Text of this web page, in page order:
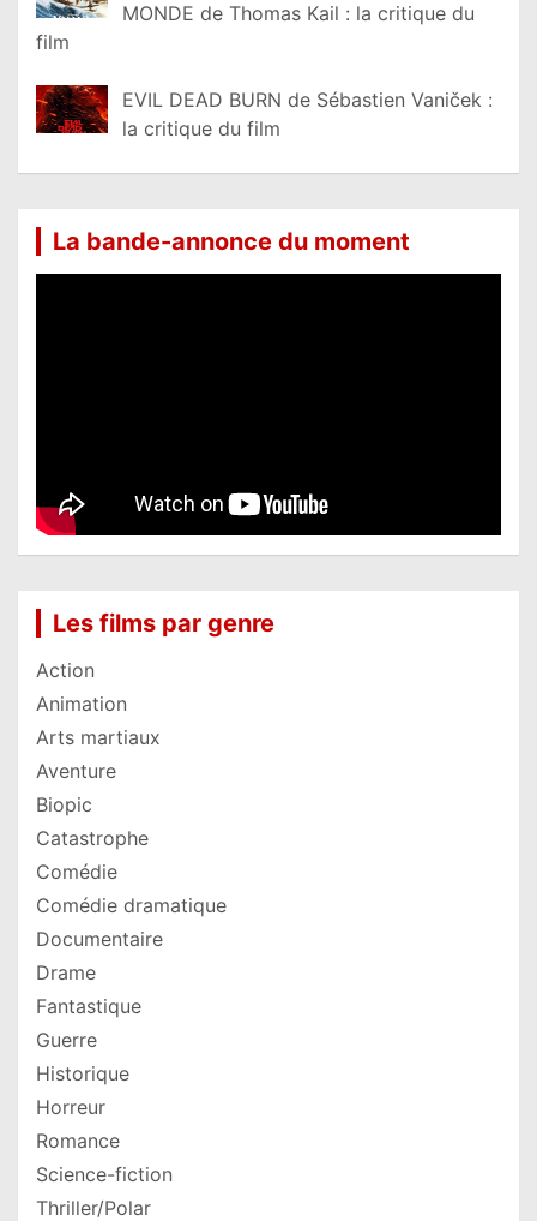
MONDE de Thomas Kail : la critique du
film
EVIL DEAD BURN de Sébastien Vaniček :
la critique du film
La bande-annonce du moment
Les films par genre
Action
Animation
Arts martiaux
Aventure
Biopic
Catastrophe
Comédie
Comédie dramatique
Documentaire
Drame
Fantastique
Guerre
Historique
Horreur
Romance
Science-fiction
Thriller/Polar